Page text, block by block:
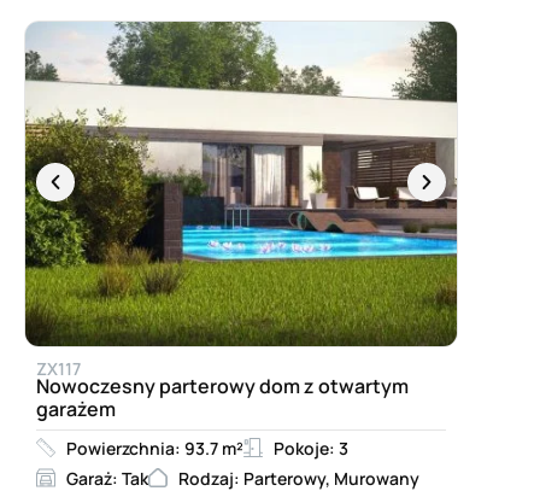
ZX117
Nowoczesny parterowy dom z otwartym
garażem
Powierzchnia: 93.7 m²
Pokoje: 3
Garaż: Tak
Rodzaj: Parterowy, Murowany